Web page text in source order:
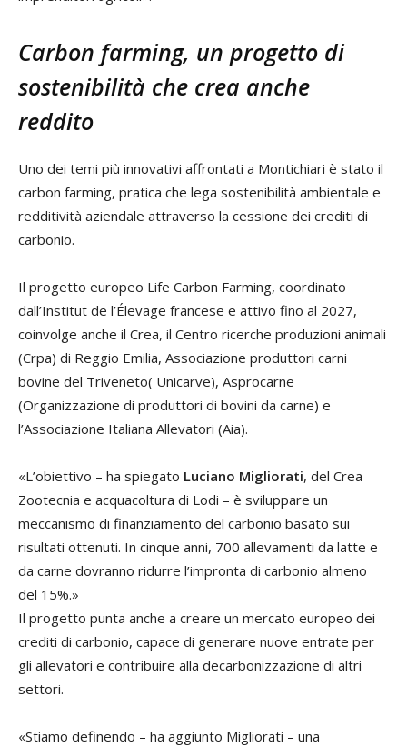
Carbon farming, un progetto di
sostenibilità che crea anche
reddito
Uno dei temi più innovativi affrontati a Montichiari è stato il
carbon farming, pratica che lega sostenibilità ambientale e
redditività aziendale attraverso la cessione dei crediti di
carbonio.
Il progetto europeo Life Carbon Farming, coordinato
dall’Institut de l’Élevage francese e attivo fino al 2027,
coinvolge anche il Crea, il Centro ricerche produzioni animali
(Crpa) di Reggio Emilia, Associazione produttori carni
bovine del Triveneto( Unicarve), Asprocarne
(Organizzazione di produttori di bovini da carne) e
l’Associazione Italiana Allevatori (Aia).
«L’obiettivo – ha spiegato Luciano Migliorati, del Crea
Zootecnia e acquacoltura di Lodi – è sviluppare un
meccanismo di finanziamento del carbonio basato sui
risultati ottenuti. In cinque anni, 700 allevamenti da latte e
da carne dovranno ridurre l’impronta di carbonio almeno
del 15%.»
Il progetto punta anche a creare un mercato europeo dei
crediti di carbonio, capace di generare nuove entrate per
gli allevatori e contribuire alla decarbonizzazione di altri
settori.
«Stiamo definendo – ha aggiunto Migliorati – una